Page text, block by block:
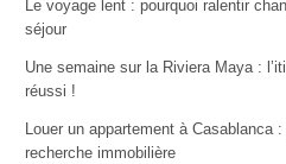
Le voyage lent : pourquoi ralentir
séjour
Une semaine sur la Riviera Maya :
réussi !
Louer un appartement à Casablanca
recherche immobilière